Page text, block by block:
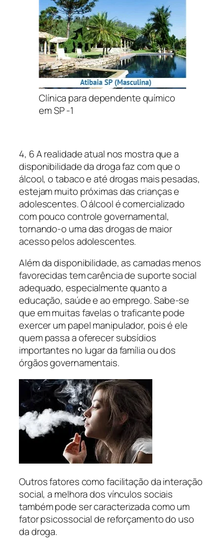
Clínica para dependente químico
em SP -1
4, 6 A realidade atual nos mostra que a
disponibilidade da droga faz com que o
álcool, o tabaco e até drogas mais pesadas,
estejam muito próximas das crianças e
adolescentes. O álcool é comercializado
com pouco controle governamental,
tornando-o uma das drogas de maior
acesso pelos adolescentes.
Além da disponibilidade, as camadas menos
favorecidas tem carência de suporte social
adequado, especialmente quanto a
educação, saúde e ao emprego. Sabe-se
que em muitas favelas o traficante pode
exercer um papel manipulador, pois é ele
quem passa a oferecer subsídios
importantes no lugar da família ou dos
órgãos governamentais.
Outros fatores como facilitação da interação
social, a melhora dos vínculos sociais
também pode ser caracterizada como um
fator psicossocial de reforçamento do uso
da droga.